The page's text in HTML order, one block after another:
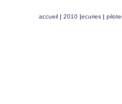
accueil| 2010 |ecuries|